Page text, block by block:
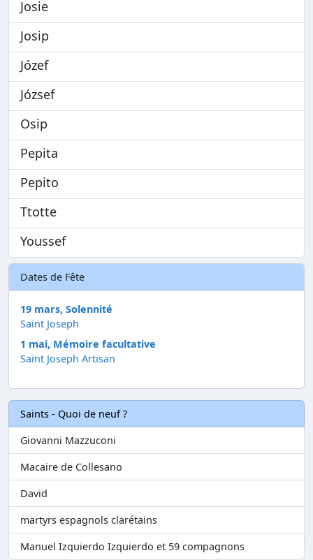
Josie
Josip
Józef
József
Osip
Pepita
Pepito
Ttotte
Youssef
Dates de Fête
19 mars, Solennité
Saint Joseph
1 mai, Mémoire facultative
Saint Joseph Artisan
Saints - Quoi de neuf ?
Giovanni Mazzuconi
Macaire de Collesano
David
martyrs espagnols clarétains
Manuel Izquierdo Izquierdo et 59 compagnons